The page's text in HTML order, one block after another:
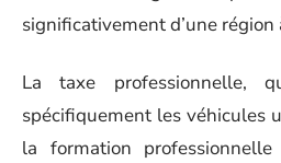
significativement d’une région
La taxe professionnelle,
spécifiquement les véhicules
la formation